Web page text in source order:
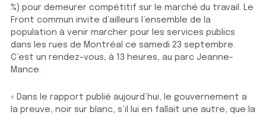
%) pour demeurer compétitif sur le marché du travail. Le
Front commun invite d’ailleurs l’ensemble de la
population à venir marcher pour les services publics
dans les rues de Montréal ce samedi 23 septembre.
C’est un rendez-vous, à 13 heures, au parc Jeanne-
Mance.
« Dans le rapport publié aujourd’hui, le gouvernement a
la preuve, noir sur blanc, s’il lui en fallait une autre, que la